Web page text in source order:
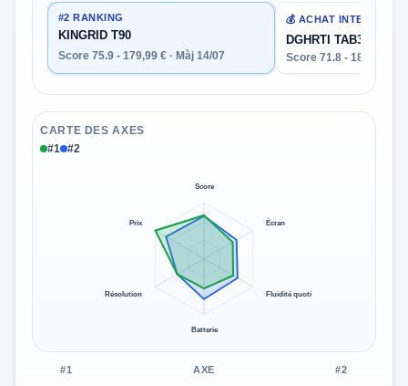
CARTE DES AXES
#1
#2
Score
Écran
Fluidité quoti
Batterie
Résolution
Prix
#1 AXE #2
#2 RANKING
KINGRID T90
Score 75.9 - 179,99 € · Màj 14/07
💰 ACHAT
DGHRTI TAB30
Score 71.8 - 189,99 € ·